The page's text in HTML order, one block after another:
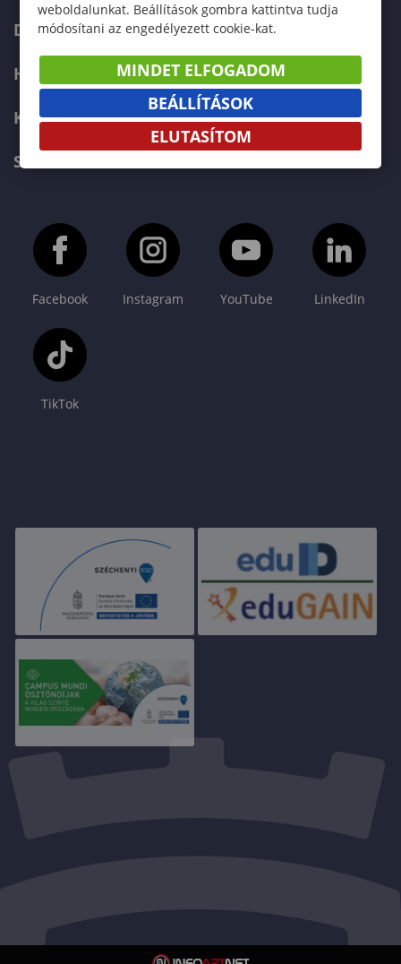
DOKUMENTUMOK
HÍREK
KAPCSOLAT
SOPRONI EGYETEM FŐOLDAL
Facebook Instagram YouTube LinkedIn
TikTok
weboldalunkat. Beállítások gombra kattintva tudja
módosítani az engedélyezett cookie-kat.
MINDET ELFOGADOM
BEÁLLÍTÁSOK
ELUTASÍTOM